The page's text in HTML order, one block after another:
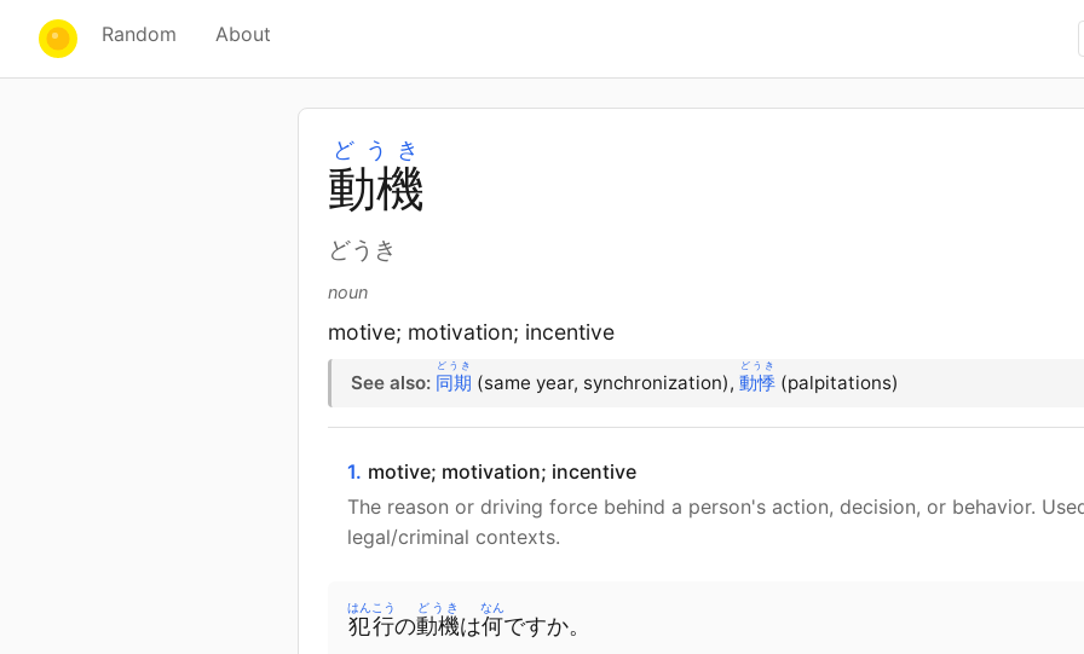
Random About
動機
どうき
どうき
noun
motive; motivation; incentive
See also: 同期
どうき
(same year, synchronization), 動悸
どうき
(palpitations)
1. motive; motivation; incentive
The reason or driving force behind a person's action, decision, or behavior.
legal/criminal contexts.
犯行
はんこう
の動機
どうき
は何
なん
ですか。